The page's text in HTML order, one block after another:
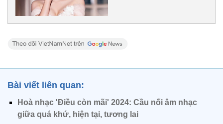
Bài viết liên quan:
Hoà nhạc 'Điều còn mãi' 2024: Cầu nối âm nhạc
giữa quá khứ, hiện tại, tương lai